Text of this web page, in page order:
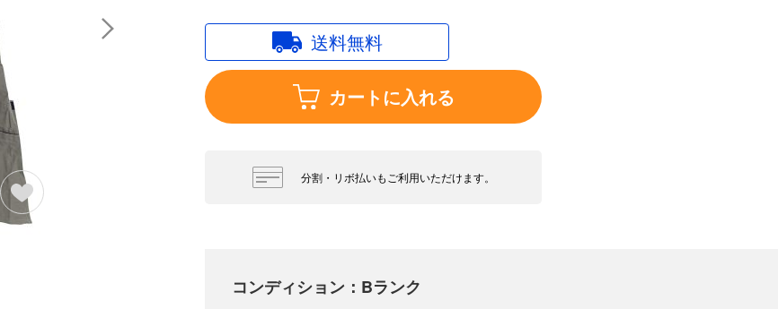
送料無料
カートに入れる
分割・リボ払いもご利用いただけます。
コンディション：Bランク